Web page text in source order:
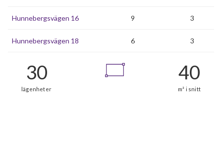
Hunnebergsvägen 16 9 3
Hunnebergsvägen 18 6 3